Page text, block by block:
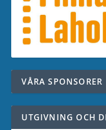
VÅRA SPONSORER
UTGIVNING OCH